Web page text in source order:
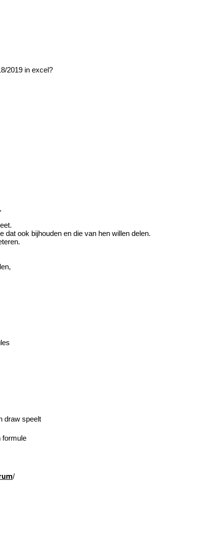
2019 in excel?
ook bijhouden en die van hen willen delen.
draw speelt
formule
/